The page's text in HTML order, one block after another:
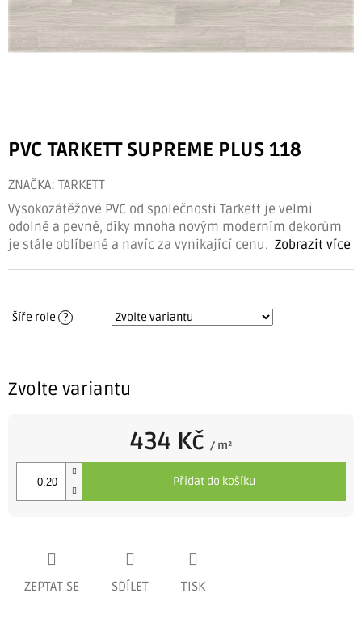
ZNAČKA: TARKETT
PVC TARKETT SUPREME PLUS 118
Zvolte variantu
Šíře role ?
Vysokozátěžové PVC od společnosti Tarkett je velmi
odolné a pevné, díky mnoha novým moderním dekorům
je stále oblíbené a navíc za vynikající cenu. Zobrazit více
TISK
ZEPTAT SE SDÍLET
434 Kč / m²
Měrná
Přidat do košíku